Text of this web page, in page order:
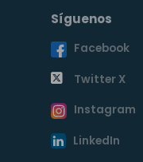
Síguenos
Facebook
Twitter X
Instagram
LinkedIn